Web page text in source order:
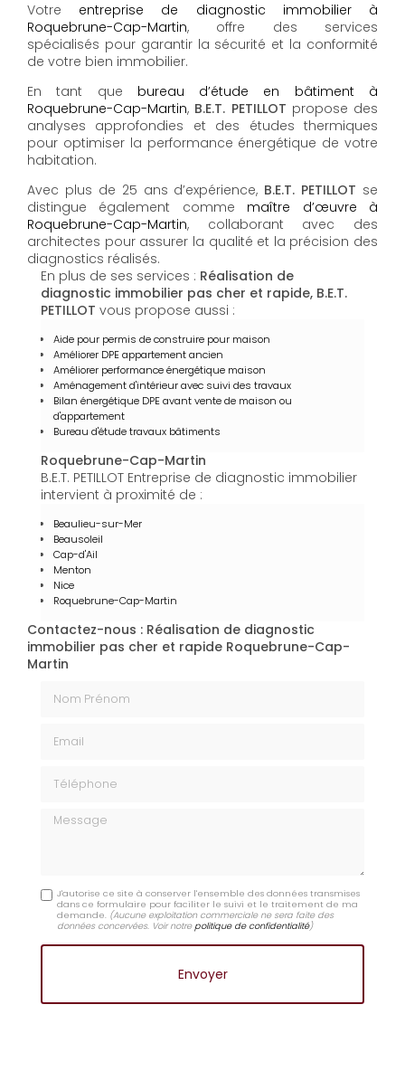
Votre entreprise de diagnostic immobilier à
Roquebrune-Cap-Martin, offre des services
spécialisés pour garantir la sécurité et la conformité
de votre bien immobilier.
En tant que bureau d’étude en bâtiment à
Roquebrune-Cap-Martin, B.E.T. PETILLOT propose des
analyses approfondies et des études thermiques
pour optimiser la performance énergétique de votre
habitation.
Avec plus de 25 ans d’expérience, B.E.T. PETILLOT se
distingue également comme maître d’œuvre à
Roquebrune-Cap-Martin, collaborant avec des
architectes pour assurer la qualité et la précision des
diagnostics réalisés.
En plus de ses services : Réalisation de
diagnostic immobilier pas cher et rapide, B.E.T.
PETILLOT vous propose aussi :
Aide pour permis de construire pour maison
Améliorer DPE appartement ancien
Améliorer performance énergétique maison
Aménagement d'intérieur avec suivi des travaux
Bilan énergétique DPE avant vente de maison ou
d'appartement
Bureau d'étude travaux bâtiments
Roquebrune-Cap-Martin
B.E.T. PETILLOT Entreprise de diagnostic immobilier
intervient à proximité de :
Beaulieu-sur-Mer
Beausoleil
Cap-d'Ail
Menton
Nice
Roquebrune-Cap-Martin
Contactez-nous : Réalisation de diagnostic
immobilier pas cher et rapide Roquebrune-Cap-
Martin
Message
J'autorise ce site à conserver l'ensemble des données transmises
dans ce formulaire pour faciliter le suivi et le traitement de ma
demande. (Aucune exploitation commerciale ne sera faite des
données concervées. Voir notrepolitique de confidentialité)